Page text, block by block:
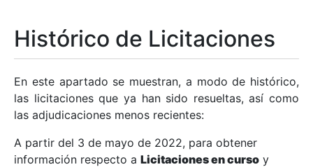
Mostrar/Ocultar
Mostrar/Ocultar
Mostrar/Ocultar
Histórico de Licitaciones
En este apartado se muestran, a modo de histórico,
las licitaciones que ya han sido resueltas, así como
las adjudicaciones menos recientes:
A partir del 3 de mayo de 2022, para obtener
información respecto a Licitaciones en curso y